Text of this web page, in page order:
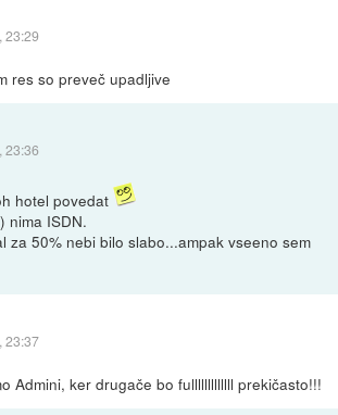
23:29
res so preveč upadljive
23:36
hotel povedat
nima ISDN.
za 50% nebi bilo slabo...ampak vseeno sem
23:37
Admini, ker drugače bo fulllllllllllll prekičasto!!!